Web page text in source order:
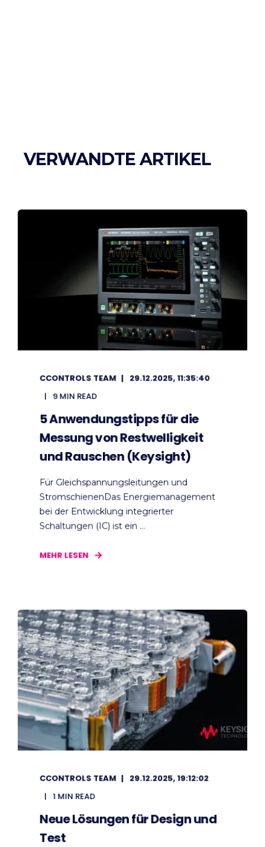
VERWANDTE ARTIKEL
CCONTROLS TEAM
29.12.2025, 11:35:40
9 MIN READ
5 Anwendungstipps für die
Messung von Restwelligkeit
und Rauschen (Keysight)
Für Gleichspannungsleitungen und
StromschienenDas Energiemanagement
bei der Entwicklung integrierter
Schaltungen (IC) ist ein ...
MEHR LESEN
CCONTROLS TEAM
29.12.2025, 19:12:02
1 MIN READ
Neue Lösungen für Design und
Test